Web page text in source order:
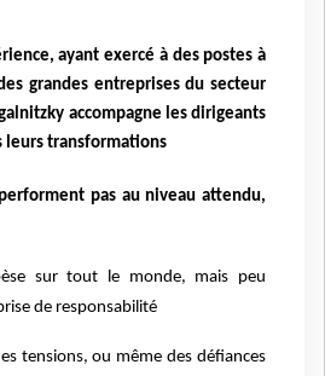
ayant exercé à des postes à
grandes entreprises du secteur
accompagne les dirigeants
leurs transformations
pas au niveau attendu,
sur tout le monde, mais peu
de responsabilité
tensions, ou même des défiances